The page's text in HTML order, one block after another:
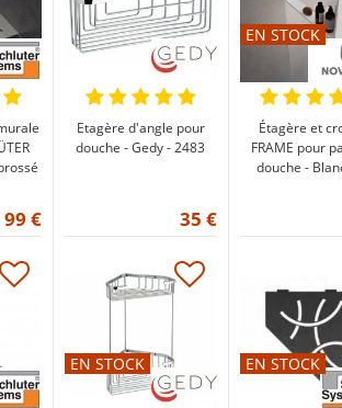
99 €
Etagère d'angle pour
douche - Gedy - 2483
35 €
EN STOCK
Étagère et
FRAME pour
douche -
EN STOCK EN STOCK